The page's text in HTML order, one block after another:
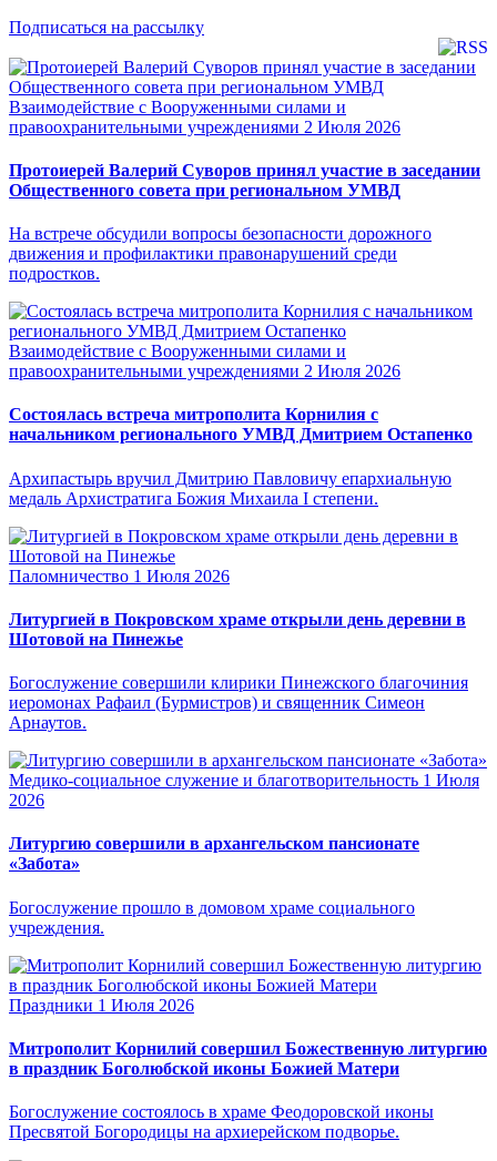
Подписаться на рассылку
Взаимодействие с Вооруженными силами и
правоохранительными учреждениями 2 Июля 2026
Протоиерей Валерий Суворов принял участие в заседании
Общественного совета при региональном УМВД
На встрече обсудили вопросы безопасности дорожного
движения и профилактики правонарушений среди
подростков.
Взаимодействие с Вооруженными силами и
правоохранительными учреждениями 2 Июля 2026
Состоялась встреча митрополита Корнилия с
начальником регионального УМВД Дмитрием Остапенко
Архипастырь вручил Дмитрию Павловичу епархиальную
медаль Архистратига Божия Михаила I степени.
Паломничество 1 Июля 2026
Литургией в Покровском храме открыли день деревни в
Шотовой на Пинежье
Богослужение совершили клирики Пинежского благочиния
иеромонах Рафаил (Бурмистров) и священник Симеон
Арнаутов.
Медико-социальное служение и благотворительность 1 Июля
2026
Литургию совершили в архангельском пансионате
«Забота»
Богослужение прошло в домовом храме социального
учреждения.
Праздники 1 Июля 2026
Митрополит Корнилий совершил Божественную литургию
в праздник Боголюбской иконы Божией Матери
Богослужение состоялось в храме Феодоровской иконы
Пресвятой Богородицы на архиерейском подворье.